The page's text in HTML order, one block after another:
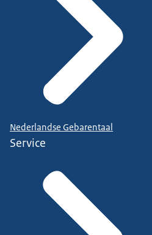
Nederlandse Gebarentaal
Service